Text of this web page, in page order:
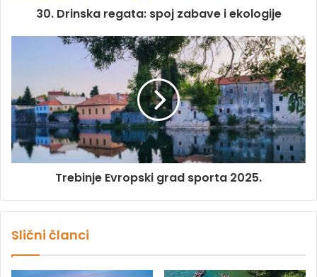
30. Drinska regata: spoj zabave i ekologije
Trebinje Evropski grad sporta 2025.
Slični članci